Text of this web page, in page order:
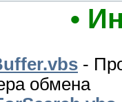
•
-
обмена